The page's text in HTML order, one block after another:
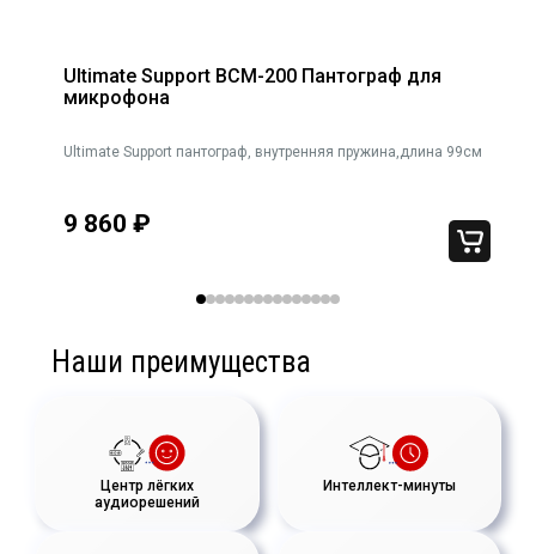
Ultimate Support BCM-200 Пантограф для
микрофона
Ultimate Support пантограф, внутренняя пружина,длина 99см
9 860 ₽
Наши преимущества
Центр лёгких
аудиорешений
Интеллект-минуты